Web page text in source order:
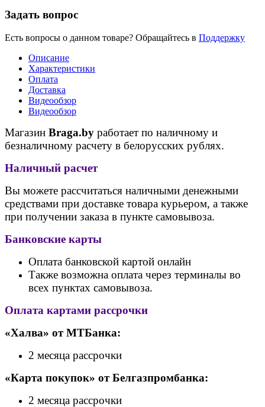
Задать вопрос
Есть вопросы о данном товаре? Обращайтесь в Поддержку
Описание
Характеристики
Оплата
Доставка
Видеообзор
Видеообзор
Магазин Braga.by работает по наличному и
безналичному расчету в белорусских рублях.
Наличный расчет
Вы можете рассчитаться наличными денежными
средствами при доставке товара курьером, а также
при получении заказа в пункте самовывоза.
Банковские карты
Оплата банковской картой онлайн
Также возможна оплата через терминалы во
всех пунктах самовывоза.
Оплата картами рассрочки
«Халва» от МТБанка:
2 месяца рассрочки
«Карта покупок» от Белгазпромбанка:
2 месяца рассрочки